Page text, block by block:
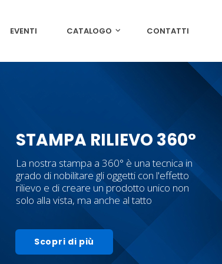
EVENTI CATALOGO CONTATTI
STAMPA RILIEVO 360°
Scopri di più
La nostra stampa a 360° è una tecnica in
grado di nobilitare gli oggetti con l'effetto
rilievo e di creare un prodotto unico non
solo alla vista, ma anche al tatto